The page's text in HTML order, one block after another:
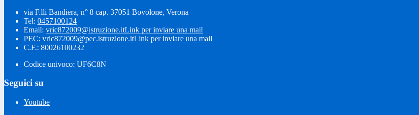
via F.lli Bandiera, n° 8 cap. 37051 Bovolone, Verona
Tel: 0457100124
Email: vric872009@istruzione.itLink per inviare una mail
PEC: vric872009@pec.istruzione.itLink per inviare una mail
C.F.: 80026100232
Codice univoco: UF6C8N
Seguici su
Youtube